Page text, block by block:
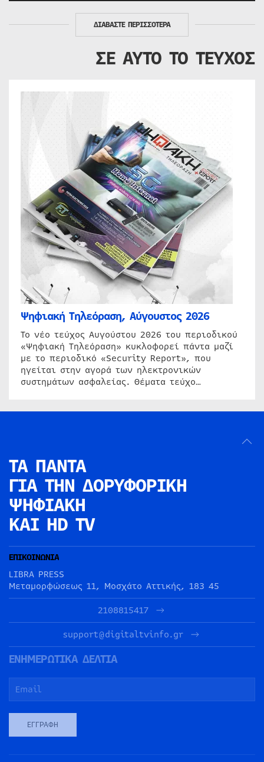
ΔΙΑΒΑΣΤΕ ΠΕΡΙΣΣΟΤΕΡΑ
ΣΕ ΑΥΤΟ ΤΟ ΤΕΥΧΟΣ
Ψηφιακή Τηλεόραση, Αύγουστος 2026
Το νέο τεύχος Αυγούστου 2026 του περιοδικού
«Ψηφιακή Τηλεόραση» κυκλοφορεί πάντα μαζί
με το περιοδικό «Security Report», που
ηγείται στην αγορά των ηλεκτρονικών
συστημάτων ασφαλείας. Θέματα τεύχο…
ΤΑ ΠΑΝΤΑ
ΓΙΑ ΤΗΝ ΔΟΡΥΦΟΡΙΚΗ
ΨΗΦΙΑΚΗ
ΚΑΙ HD TV
ΕΠΙΚΟΙΝΩΝΙΑ
LIBRA PRESS
Μεταμορφώσεως 11, Μοσχάτο Αττικής, 183 45
2108815417
support@digitaltvinfo.gr
ΕΝΗΜΕΡΩΤΙΚΑ ΔΕΛΤΙΑ
ΕΓΓΡΑΦΉ